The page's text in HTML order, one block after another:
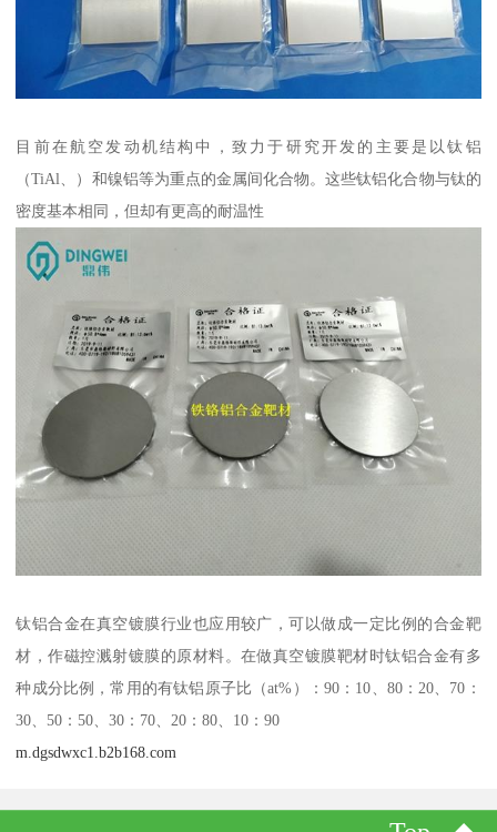
目前在航空发动机结构中，致力于研究开发的主要是以钛铝
（TiAl、）和镍铝等为重点的金属间化合物。这些钛铝化合物与钛的
密度基本相同，但却有更高的耐温性
钛铝合金在真空镀膜行业也应用较广，可以做成一定比例的合金靶
材，作磁控溅射镀膜的原材料。在做真空镀膜靶材时钛铝合金有多
种成分比例，常用的有钛铝原子比（at%）：90：10、80：20、70：
30、50：50、30：70、20：80、10：90
m.dgsdwxc1.b2b168.com